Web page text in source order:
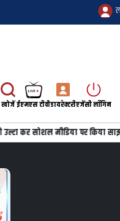
खोजेंईएमएस टीवीडायरेक्टरीएजेंसी लॉगिन
उल्टा कर सोशल मीडिया पर किया